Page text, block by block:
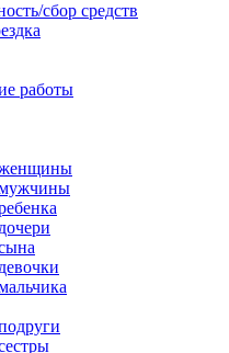
сбор средств
работы
женщины